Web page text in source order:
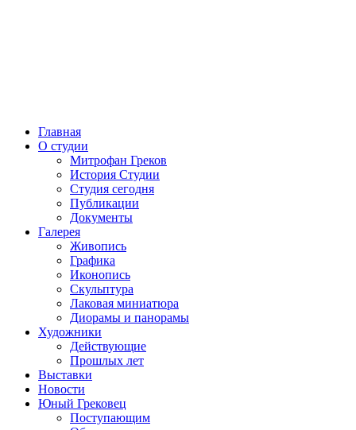
Главная
О студии
Митрофан Греков
История Студии
Студия сегодня
Публикации
Документы
Галерея
Живопись
Графика
Иконопись
Скульптура
Лаковая миниатюра
Диорамы и панорамы
Художники
Действующие
Прошлых лет
Выставки
Новости
Юный Грековец
Поступающим